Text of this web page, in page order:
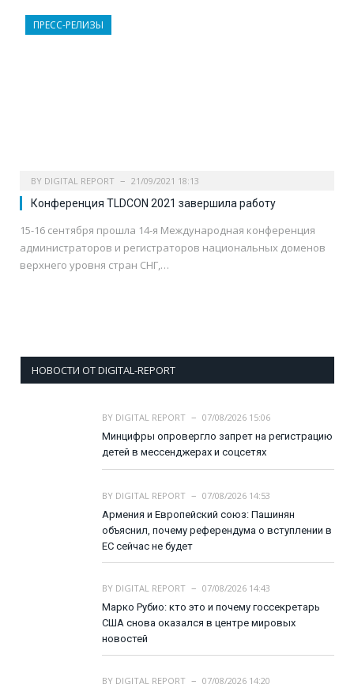
ПРЕСС-РЕЛИЗЫ
BY DIGITAL REPORT 21/09/2021 18:13
Конференция TLDCON 2021 завершила работу
15-16 сентября прошла 14-я Международная конференция
администраторов и регистраторов национальных доменов
верхнего уровня стран СНГ,…
НОВОСТИ ОТ DIGITAL-REPORT
BY DIGITAL REPORT
07/08/2026 15:06
Минцифры опровергло запрет на регистрацию
детей в мессенджерах и соцсетях
BY DIGITAL REPORT
07/08/2026 14:53
Армения и Европейский союз: Пашинян
объяснил, почему референдума о вступлении в
ЕС сейчас не будет
BY DIGITAL REPORT
07/08/2026 14:43
Марко Рубио: кто это и почему госсекретарь
США снова оказался в центре мировых
новостей
BY DIGITAL REPORT
07/08/2026 14:20